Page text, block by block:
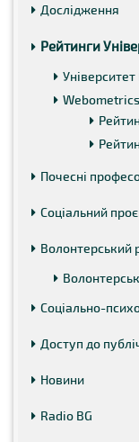
Дослідження
Рейтинги
Webometrics
Почесні
Соціальний
Волонтерський
Соціально-
Доступ до
Новини
Radio BG
UniRank
Twitter – 7
Facebook –
Twitter
Facebook